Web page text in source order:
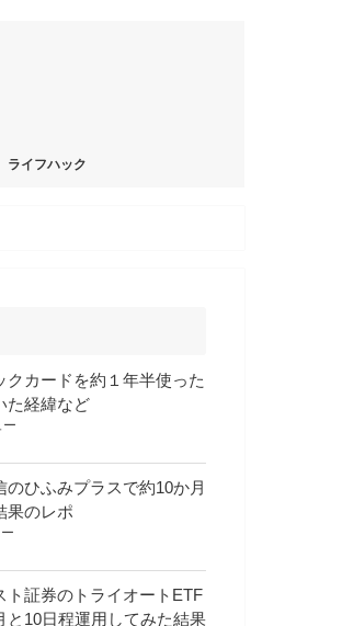
ライフハック
クカードを約１年半使った
た経緯など
ー
のひふみプラスで約10か月
果のレポ
ト証券のトライオートETF
と10日程運用してみた結果